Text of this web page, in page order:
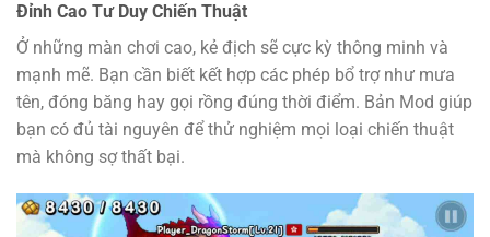
Đỉnh Cao Tư Duy Chiến Thuật
Ở những màn chơi cao, kẻ địch sẽ cực kỳ thông minh và
mạnh mẽ. Bạn cần biết kết hợp các phép bổ trợ như mưa
tên, đóng băng hay gọi rồng đúng thời điểm. Bản Mod giúp
bạn có đủ tài nguyên để thử nghiệm mọi loại chiến thuật
mà không sợ thất bại.